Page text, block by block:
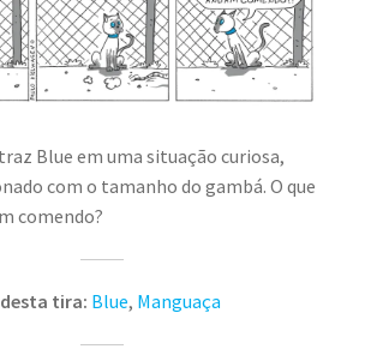
Blue em uma situação curiosa,
com o tamanho do gambá. O que
comendo?
tira: Blue, Manguaça